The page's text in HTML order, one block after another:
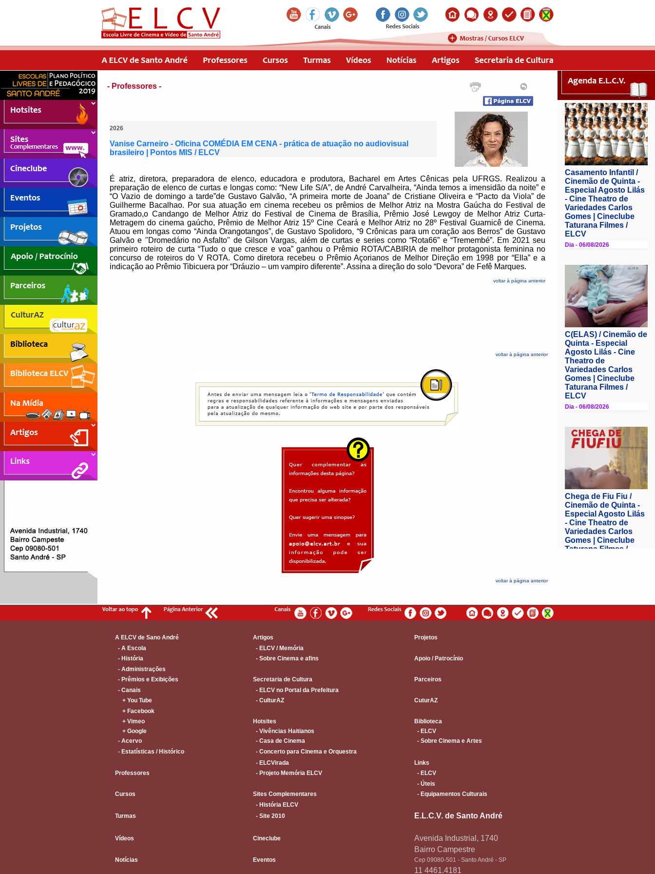
- Professores -
2026
Vanise Carneiro - Oficina COMÉDIA EM CENA - prática de atuação no audiovisual
brasileiro | Pontos MIS / ELCV
É atriz, diretora, preparadora de elenco, educadora e produtora, Bacharel em Artes Cênicas pela UFRGS. Realizou a
preparação de elenco de curtas e longas como: “New Life S/A”, de André Carvalheira, “Ainda temos a imensidão da noite” e
“O Vazio de domingo a tarde”de Gustavo Galvão, “A primeira morte de Joana” de Cristiane Oliveira e “Pacto da Viola” de
Guilherme Bacalhao. Por sua atuação em cinema recebeu os prêmios de Melhor Atriz na Mostra Gaúcha do Festival de
Gramado,o Candango de Melhor Atriz do Festival de Cinema de Brasília, Prêmio José Lewgoy de Melhor Atriz Curta-
Metragem do cinema gaúcho, Prêmio de Melhor Atriz 15º Cine Ceará e Melhor Atriz no 28º Festival Guarnicê de Cinema.
Atuou em longas como “Ainda Orangotangos”, de Gustavo Spolidoro, “9 Crônicas para um coração aos Berros” de Gustavo
Galvão e "Dromedário no Asfalto" de Gilson Vargas, além de curtas e series como “Rota66” e “Tremembé”. Em 2021 seu
primeiro roteiro de curta “Tudo o que cresce e voa” ganhou o Prêmio ROTA/CABIRIA de melhor protagonista feminina no
concurso de roteiros do V ROTA. Como diretora recebeu o Prêmio Açorianos de Melhor Direção em 1998 por “Ella” e a
indicação ao Prêmio Tibicuera por “Dráuzio – um vampiro diferente”. Assina a direção do solo “Devora” de Fefê Marques.
voltar à página anterior
voltar à página anterior
voltar à página anterior
A ELCV de Sano André Artigos
Projetos
- A Escola
- ELCV / Memória
- História
- Sobre Cinema e afins
Apoio / Patrocínio
- Administrações
- Prêmios e Exibições
Secretaria de Cultura
Parceiros
- Canais
- ELCV no Portal da Prefeitura
+ You Tube
- CulturAZ
CuturAZ
+ Facebook
+ Vimeo
Hotsites
Biblioteca
+ Google
- Vivências Haitianos
- ELCV
- Acervo
- Casa de Cinema
- Sobre Cinema e Artes
- Estatísticas / Histórico
- Concerto para Cinema e Orquestra
- ELCVirada
Links
Professores
- Projeto Memória ELCV
- ELCV
- Úteis
Cursos
Sites Complementares
- Equipamentos Culturais
- História ELCV
Turmas
- Site 2010 E.L.C.V. de Santo André
Vídeos Cineclube
Avenida Industrial, 1740
Bairro Campestre
Notícias Eventos Cep 09080-501 - Santo André - SP
11 4461.4181